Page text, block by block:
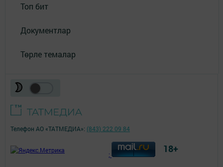
Топ бит
Документлар
Төрле темалар
Телефон АО «ТАТМЕДИА»: (843) 222 09 84
; 18+